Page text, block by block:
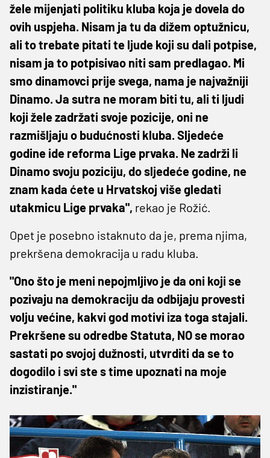
žele mijenjati politiku kluba koja je dovela do
ovih uspjeha. Nisam ja tu da dižem optužnicu,
ali to trebate pitati te ljude koji su dali potpise,
nisam ja to potpisivao niti sam predlagao. Mi
smo dinamovci prije svega, nama je najvažniji
Dinamo. Ja sutra ne moram biti tu, ali ti ljudi
koji žele zadržati svoje pozicije, oni ne
razmišljaju o budućnosti kluba. Sljedeće
godine ide reforma Lige prvaka. Ne zadrži li
Dinamo svoju poziciju, do sljedeće godine, ne
znam kada ćete u Hrvatskoj više gledati
utakmicu Lige prvaka", rekao je Rožić.
Opet je posebno istaknuto da je, prema njima,
prekršena demokracija u radu kluba.
"Ono što je meni nepojmljivo je da oni koji se
pozivaju na demokraciju da odbijaju provesti
volju većine, kakvi god motivi iza toga stajali.
Prekršene su odredbe Statuta, NO se morao
sastati po svojoj dužnosti, utvrditi da se to
dogodilo i svi ste s time upoznati na moje
inzistiranje."